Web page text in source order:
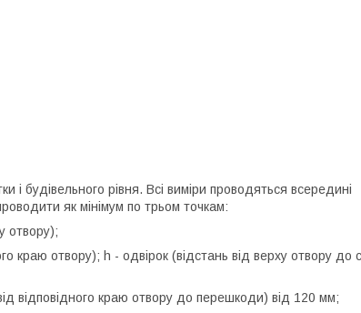
і будівельного рівня. Всі виміри проводяться всередині
як мінімум по трьом точкам:
отвору);
краю отвору); h - одвірок (відстань від верху отвору до
відповідного краю отвору до перешкоди) від 120 мм;